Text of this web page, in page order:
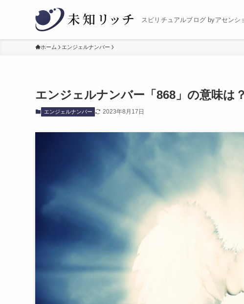
スピリチュアルブログ byアセンシ
ホーム エンジェルナンバー
エンジェルナンバー「868」の意味は
エンジェルナンバー 2023年8月17日